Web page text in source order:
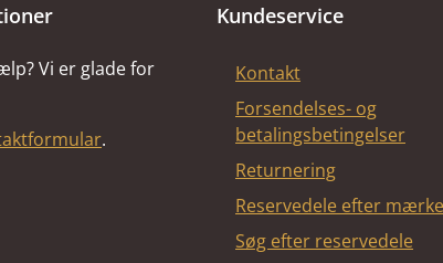
Vi er glade for
.
Kundeservice
Kontakt
Forsendelses- og
betalingsbetingelser
Returnering
Reservedele efter mærke
Søg efter reservedele